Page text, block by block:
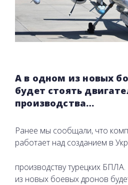
А в одном из новых
будет стоять
производства…
Ранее мы сообщали, что
работает над созданием в
производству турецких
из новых боевых дронов